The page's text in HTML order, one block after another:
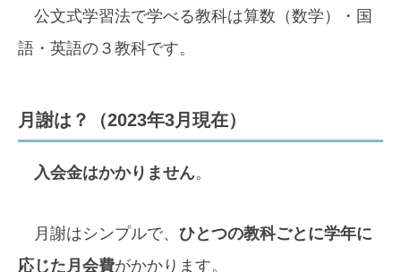
公文式学習法で学べる教科は算数（数学）・国
語・英語の３教科です。
月謝は？（2023年3月現在）
入会金はかかりません。
月謝はシンプルで、 ひとつの教科ごとに学年に
応じた月会費がかかります。